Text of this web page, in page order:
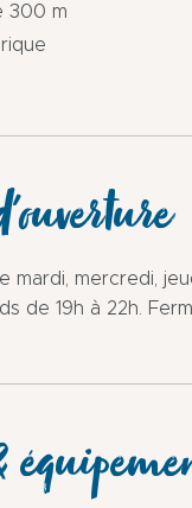
300 m
mardi, mercredi,
de 19h à 22h.